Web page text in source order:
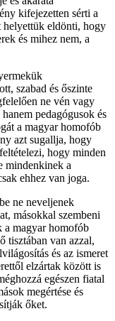
kifejezetten sérti a
helyettük eldönti, hogy
és mihez nem, a
szabad és őszinte
ne vén vagy
pedagógusok és
a magyar homofób
azt sugallja, hogy
hogy minden
mindenkinek a
ehhez van joga.
ne neveljenek
másokkal szembeni
a magyar homofób
tisztában van azzal,
és az ismeret
elzártak között is
egészen fiatal
megértése és
őket.